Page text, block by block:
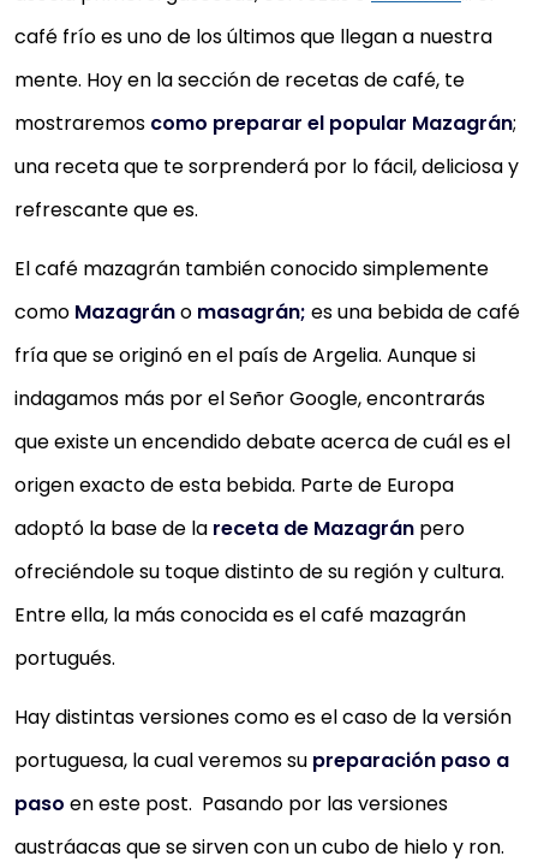
café frío es uno de los últimos que llegan a nuestra
mente. Hoy en la sección de recetas de café, te
mostraremos como preparar el popular Mazagrán;
una receta que te sorprenderá por lo fácil, deliciosa y
refrescante que es.
El café mazagrán también conocido simplemente
como Mazagráno masagrán; es una bebida de café
fría que se originó en el país de Argelia. Aunque si
indagamos más por el Señor Google, encontrarás
que existe un encendido debate acerca de cuál es el
origen exacto de esta bebida. Parte de Europa
adoptó la base de la receta de Mazagrán pero
ofreciéndole su toque distinto de su región y cultura.
Entre ella, la más conocida es el café mazagrán
portugués.
Hay distintas versiones como es el caso de la versión
portuguesa, la cual veremos su preparación paso a
paso en este post. Pasando por las versiones
austráacas que se sirven con un cubo de hielo y ron.